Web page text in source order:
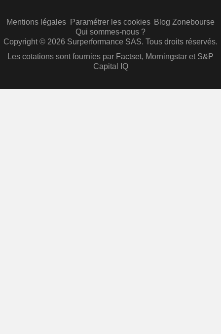
Mentions légales Paramétrer les cookies Blog Zonebourse
Qui sommes-nous ?
Copyright © 2026 Surperformance SAS. Tous droits réservés.
Les cotations sont fournies par Factset, Morningstar et S&P
Capital IQ